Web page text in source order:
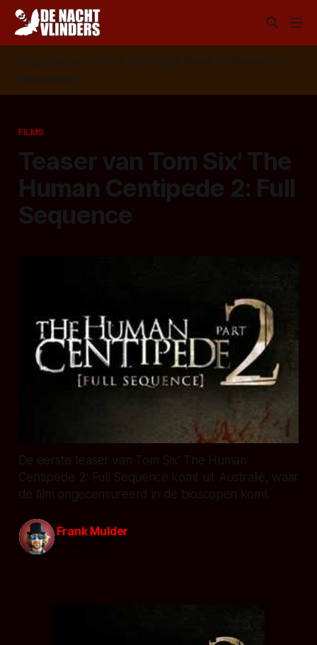
Volg ons op: 📣 RSS 📰 Google News 🦋 Bluesky
✉️
Nieuwsbrief
FILMS
Teaser van Tom Six' The
Human Centipede 2: Full
Sequence
De eerste teaser van Tom Six' The Human
Centipede 2: Full Sequence komt uit Australië, waar
de film ongecensureerd in de bioscopen komt.
Frank Mulder